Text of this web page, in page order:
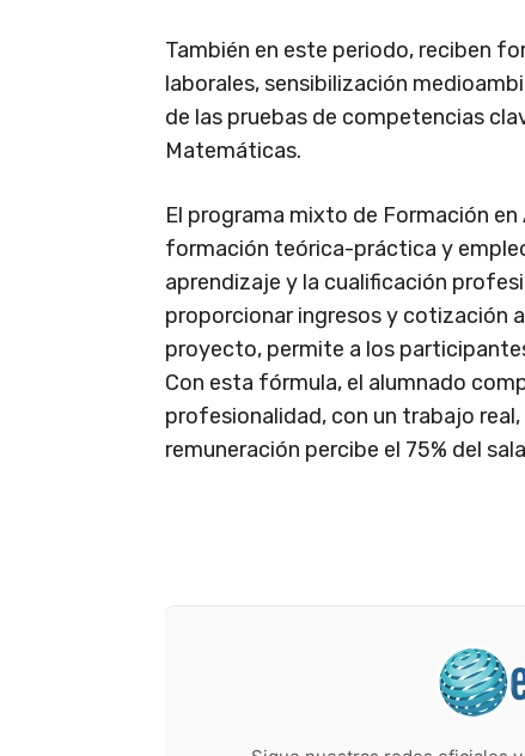
También en este periodo, reciben
laborales, sensibilización
de las pruebas de competencias
Matemáticas.
El programa mixto de Formación
formación teórica-práctica y
aprendizaje y la cualificación
proporcionar ingresos y cotización
proyecto, permite a los
Con esta fórmula, el alumnado
profesionalidad, con un trabajo
remuneración percibe el 75% del